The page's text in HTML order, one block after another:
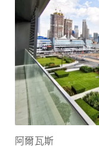
阿爾瓦斯